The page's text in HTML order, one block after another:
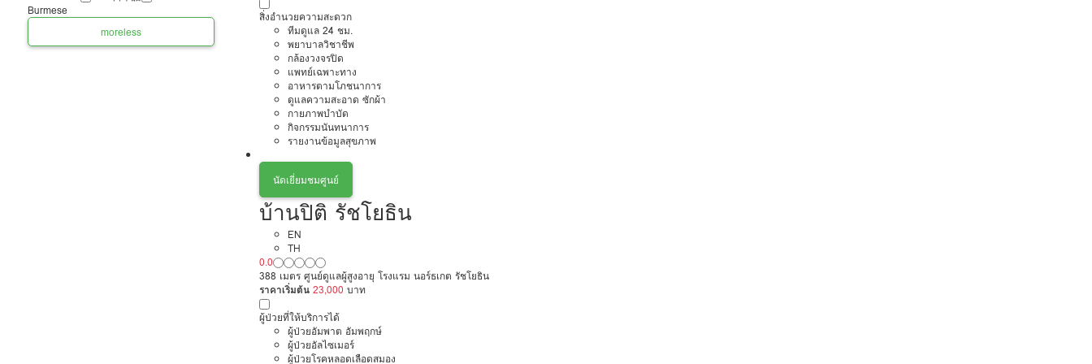
สิ่งอำนวยความสะดวก
ทีมดูแล 24 ชม.
พยาบาลวิชาชีพ
กล้องวงจรปิด
แพทย์เฉพาะทาง
อาหารตามโภชนาการ
ดูแลความสะอาด ซักผ้า
กายภาพบำบัด
กิจกรรมนันทนาการ
รายงานข้อมูลสุขภาพ
นัดเยี่ยมชมศูนย์
บ้านปิติ รัชโยธิน
EN
TH
0.0
388 เมตร ศูนย์ดูแลผู้สูงอายุ โรงแรม นอร์ธเกต รัชโยธิน
ราคาเริ่มต้น 23,000 บาท
ผู้ป่วยที่ให้บริการได้
ผู้ป่วยอัมพาต อัมพฤกษ์
ผู้ป่วยอัลไซเมอร์
ผู้ป่วยโรคหลอดเลือดสมอง
Burmese
moreless